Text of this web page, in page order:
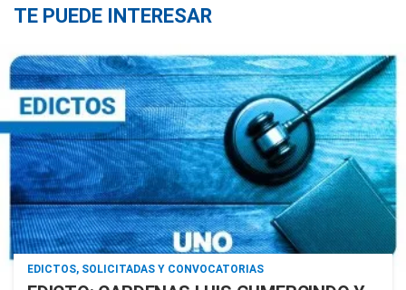
TE PUEDE INTERESAR
EDICTOS, SOLICITADAS Y CONVOCATORIAS